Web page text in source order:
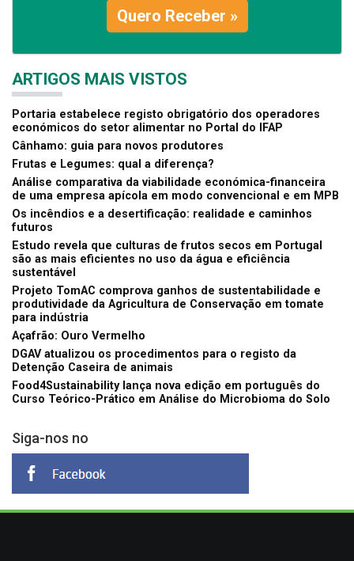
Quero Receber »
ARTIGOS MAIS VISTOS
Portaria estabelece registo obrigatório dos operadores
económicos do setor alimentar no Portal do IFAP
Cânhamo: guia para novos produtores
Frutas e Legumes: qual a diferença?
Análise comparativa da viabilidade económica-financeira
de uma empresa apícola em modo convencional e em MPB
Os incêndios e a desertificação: realidade e caminhos
futuros
Estudo revela que culturas de frutos secos em Portugal
são as mais eficientes no uso da água e eficiência
sustentável
Projeto TomAC comprova ganhos de sustentabilidade e
produtividade da Agricultura de Conservação em tomate
para indústria
Açafrão: Ouro Vermelho
DGAV atualizou os procedimentos para o registo da
Detenção Caseira de animais
Food4Sustainability lança nova edição em português do
Curso Teórico-Prático em Análise do Microbioma do Solo
Siga-nos no